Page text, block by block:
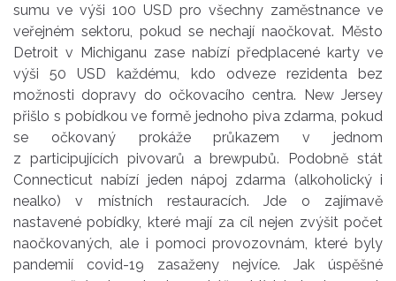
sumu ve výši 100 USD pro všechny zaměstnance ve
veřejném sektoru, pokud se nechají naočkovat. Město
Detroit v Michiganu zase nabízí předplacené karty ve
výši 50 USD každému, kdo odveze rezidenta bez
možnosti dopravy do očkovacího centra. New Jersey
přišlo s pobídkou ve formě jednoho piva zdarma, pokud
se očkovaný prokáže průkazem v jednom
z participujících pivovarů a brewpubů. Podobně stát
Connecticut nabízí jeden nápoj zdarma (alkoholický i
nealko) v místních restauracích. Jde o zajímavě
nastavené pobídky, které mají za cíl nejen zvýšit počet
naočkovaných, ale i pomoci provozovnám, které byly
pandemií covid-19 zasaženy nejvíce. Jak úspěšné